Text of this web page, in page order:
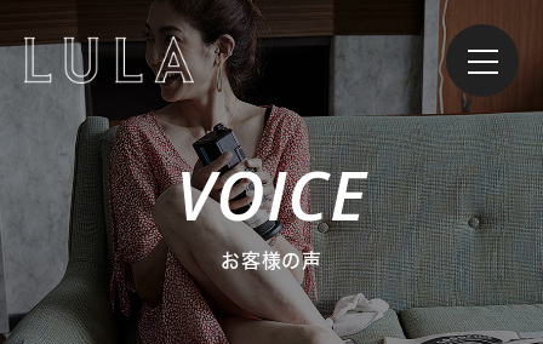
VOICE
お客様の声